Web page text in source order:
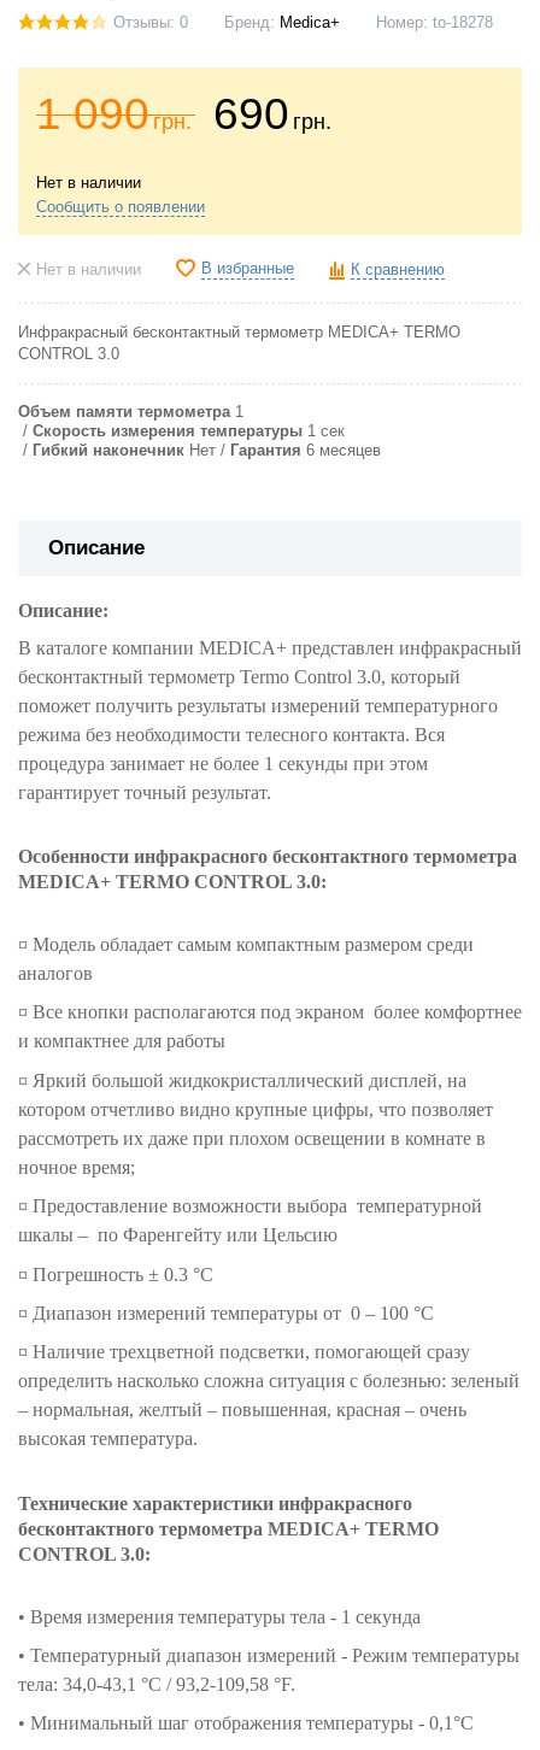
Отзывы: 0 Бренд: Medica+ Номер: to-18278
1 090грн. 690 грн.
Нет в наличии
Сообщить о появлении
Нет в наличии В избранные К сравнению
Инфракрасный бесконтактный термометр MEDICA+ TERMO
CONTROL 3.0
Объем памяти термометра 1
Скорость измерения температуры 1 сек
Гибкий наконечник Нет Гарантия 6 месяцев
Описание
Описание:
В каталоге компании MEDICA+ представлен инфракрасный
бесконтактный термометр Termo Control 3.0, который
поможет получить результаты измерений температурного
режима без необходимости телесного контакта. Вся
процедура занимает не более 1 секунды при этом
гарантирует точный результат.
Особенности инфракрасного бесконтактного термометра
MEDICA+ TERMO CONTROL 3.0:
¤ Модель обладает самым компактным размером среди
аналогов
¤ Все кнопки располагаются под экраном более комфортнее
и компактнее для работы
¤ Яркий большой жидкокристаллический дисплей, на
котором отчетливо видно крупные цифры, что позволяет
рассмотреть их даже при плохом освещении в комнате в
ночное время;
¤ Предоставление возможности выбора температурной
шкалы – по Фаренгейту или Цельсию
¤ Погрешность ± 0.3 °С
¤ Диапазон измерений температуры от 0 – 100 °C
¤ Наличие трехцветной подсветки, помогающей сразу
определить насколько сложна ситуация с болезнью: зеленый
– нормальная, желтый – повышенная, красная – очень
высокая температура.
Технические характеристики инфракрасного
бесконтактного термометра MEDICA+ TERMO
CONTROL 3.0:
• Время измерения температуры тела - 1 секунда
• Температурный диапазон измерений - Режим температуры
тела: 34,0-43,1 °C / 93,2-109,58 °F.
• Минимальный шаг отображения температуры - 0,1°C